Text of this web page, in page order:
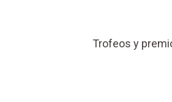
Trofeos y